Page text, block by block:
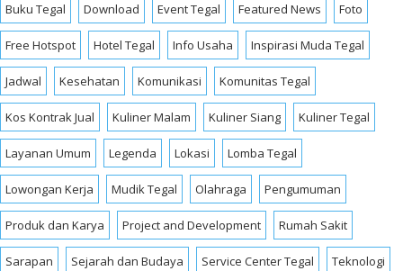
Buku Tegal Download Event Tegal Featured News Foto
Free Hotspot Hotel Tegal Info Usaha Inspirasi Muda Tegal
Jadwal Kesehatan Komunikasi Komunitas Tegal
Kos Kontrak Jual Kuliner Malam Kuliner Siang Kuliner Tegal
Layanan Umum Legenda Lokasi Lomba Tegal
Lowongan Kerja Mudik Tegal Olahraga Pengumuman
Produk dan Karya Project and Development Rumah Sakit
Sarapan Sejarah dan Budaya Service Center Tegal Teknologi